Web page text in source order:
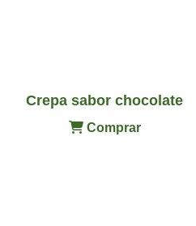
Crepa sabor chocolate
Comprar